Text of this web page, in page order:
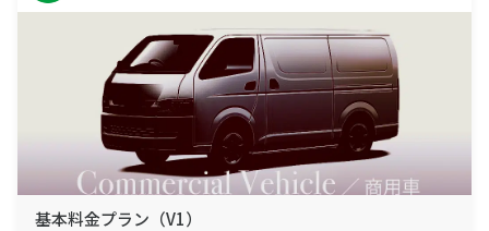
基本料金プラン（V1）